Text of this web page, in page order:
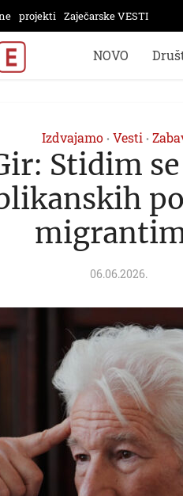
projekti Zaječarske VESTI
NOVO
Izdvajamo • Vesti •
Stidim
06.06.2026.